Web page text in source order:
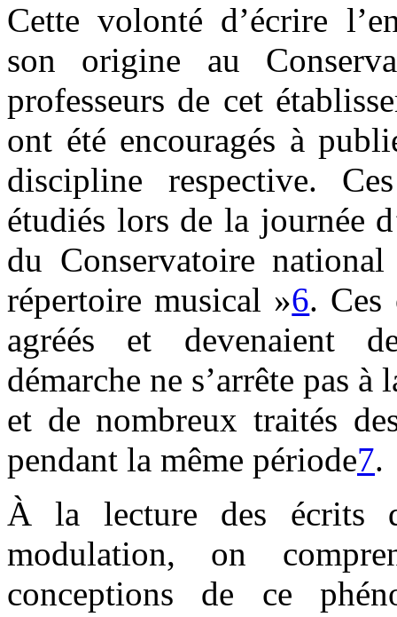
Cette volonté d’écrire
son origine au
professeurs de cet
ont été encouragés à
discipline respective.
étudiés lors de la journée
du Conservatoire
répertoire musical »6. Ces
agréés et devenaient
démarche ne s’arrête pas
et de nombreux traités
pendant la même période7.
À la lecture des écrits
modulation, on
conceptions de ce